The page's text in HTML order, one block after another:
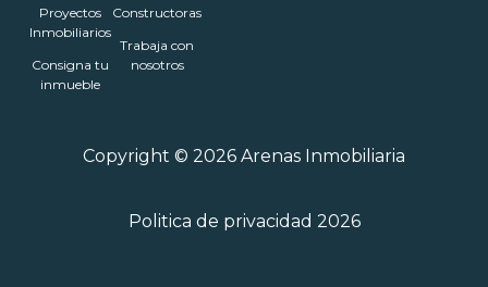
Proyectos
Inmobiliarios
Consigna tu
inmueble
Constructoras
Trabaja con
nosotros
Copyright © 2026 Arenas Inmobiliaria
Politica de privacidad 2026